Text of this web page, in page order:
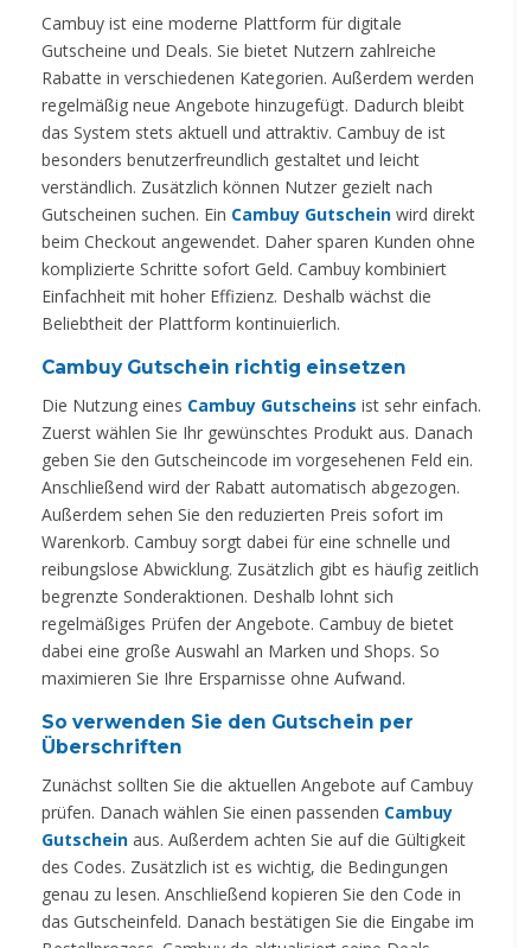
Cambuy ist eine moderne Plattform für digitale
Gutscheine und Deals. Sie bietet Nutzern zahlreiche
Rabatte in verschiedenen Kategorien. Außerdem werden
regelmäßig neue Angebote hinzugefügt. Dadurch bleibt
das System stets aktuell und attraktiv. Cambuy de ist
besonders benutzerfreundlich gestaltet und leicht
verständlich. Zusätzlich können Nutzer gezielt nach
Gutscheinen suchen. Ein Cambuy Gutschein wird direkt
beim Checkout angewendet. Daher sparen Kunden ohne
komplizierte Schritte sofort Geld. Cambuy kombiniert
Einfachheit mit hoher Effizienz. Deshalb wächst die
Beliebtheit der Plattform kontinuierlich.
Cambuy Gutschein richtig einsetzen
Die Nutzung eines Cambuy Gutscheins ist sehr einfach.
Zuerst wählen Sie Ihr gewünschtes Produkt aus. Danach
geben Sie den Gutscheincode im vorgesehenen Feld ein.
Anschließend wird der Rabatt automatisch abgezogen.
Außerdem sehen Sie den reduzierten Preis sofort im
Warenkorb. Cambuy sorgt dabei für eine schnelle und
reibungslose Abwicklung. Zusätzlich gibt es häufig zeitlich
begrenzte Sonderaktionen. Deshalb lohnt sich
regelmäßiges Prüfen der Angebote. Cambuy de bietet
dabei eine große Auswahl an Marken und Shops. So
maximieren Sie Ihre Ersparnisse ohne Aufwand.
So verwenden Sie den Gutschein per
Überschriften
Zunächst sollten Sie die aktuellen Angebote auf Cambuy
prüfen. Danach wählen Sie einen passenden Cambuy
Gutschein aus. Außerdem achten Sie auf die Gültigkeit
des Codes. Zusätzlich ist es wichtig, die Bedingungen
genau zu lesen. Anschließend kopieren Sie den Code in
das Gutscheinfeld. Danach bestätigen Sie die Eingabe im